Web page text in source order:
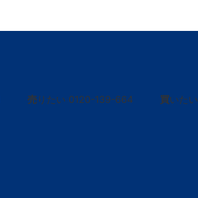
売りたい 0120-139-664 買いたい